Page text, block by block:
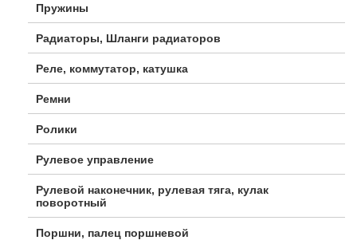
Пружины
Радиаторы, Шланги радиаторов
Реле, коммутатор, катушка
Ремни
Ролики
Рулевое управление
Рулевой наконечник, рулевая тяга, кулак
поворотный
Поршни, палец поршневой